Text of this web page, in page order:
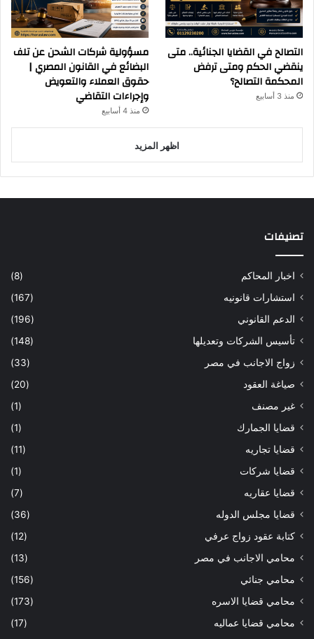
التصالح في القضايا الجنائية.. متى
ينقضي الحكم ومتى ترفض
المحكمة التصالح؟
منذ 3 أسابيع
مسؤولية شركات الشحن عن تلف
البضائع في القانون المصري |
حقوق العملاء والتعويض
وإجراءات التقاضي
منذ 4 أسابيع
اظهر المزيد
تصنيفات
اخبار المحاكم
(8)
استشارات قانونيه
(167)
الدعم القانوني
(196)
تأسيس الشركات وتعديلها
(148)
زواج الاجانب في مصر
(33)
صياغة العقود
(20)
غير مصنف
(1)
قضايا الجمارك
(1)
قضايا تجاريه
(11)
قضايا شركات
(1)
قضايا عقاريه
(7)
قضايا مجلس الدوله
(36)
كتابة عقود زواج عرفي
(12)
محامي الاجانب في مصر
(13)
محامي جنائي
(156)
محامي قضايا الاسره
(173)
محامي قضايا عماليه
(17)